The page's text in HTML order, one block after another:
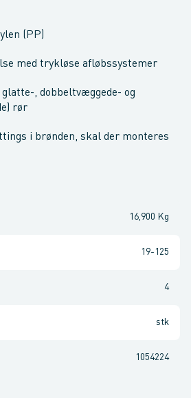
(PP)
med trykløse afløbssystemer
, dobbeltvæggede- og
rør
i brønden, skal der monteres
16,900 Kg
19-125
4
stk
1054224